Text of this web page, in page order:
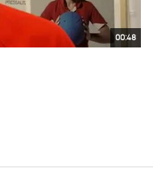
00:48